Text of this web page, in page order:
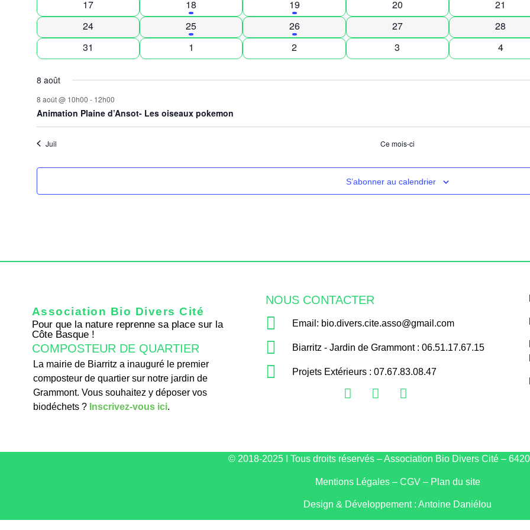
Évènements
0 évènements
17 1 évènement
18 1 évènement
19 0 évènements
20 0
21
0 évènements
24 1 évènement
25 2 évènements
26 0 évènements
27 0
28
0 évènements
31 0 évènements
1 0 évènements
2 0 évènements
3 0
4
8 août
8 août @ 10h00 - 12h00
Animation Plaine d’Ansot- Les oiseaux pokemon
Juil Ce mois-ci
S’abonner au calendrier
Association Bio Divers Cité
Pour que la nature reprenne sa place sur la
Côte Basque !
COMPOSTEUR DE QUARTIER
La mairie de Biarritz a inauguré le premier
composteur de quartier sur notre jardin de
Grammont. Vous souhaitez y déposer vos
biodéchets ? Inscrivez-vous ici.
NOUS CONTACTER
Email: bio.divers.cite.asso@gmail.com
Biarritz - Jardin de Grammont : 06.51.17.67.15
Projets Extérieurs : 07.67.83.08.47
© 2018-2025 I Tous droits réservés – Association Bio Divers Cité –
Mentions Légales– CGV– Plan du site
Design & Développement : Antoine Daniélou